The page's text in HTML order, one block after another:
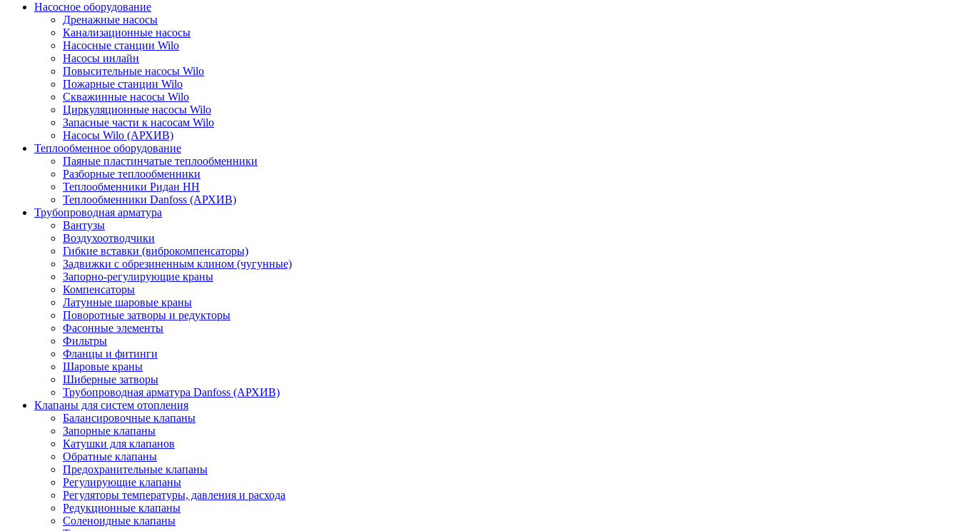
Насосное оборудование
Дренажные насосы
Канализационные насосы
Насосные станции Wilo
Насосы инлайн
Повысительные насосы Wilo
Пожарные станции Wilo
Скважинные насосы Wilo
Циркуляционные насосы Wilo
Запасные части к насосам Wilo
Насосы Wilo (АРХИВ)
Теплообменное оборудование
Паяные пластинчатые теплообменники
Разборные теплообменники
Теплообменники Ридан НН
Теплообменники Danfoss (АРХИВ)
Трубопроводная арматура
Вантузы
Воздухоотводчики
Гибкие вставки (виброкомпенсаторы)
Задвижки с обрезиненным клином (чугунные)
Запорно-регулирующие краны
Компенсаторы
Латунные шаровые краны
Поворотные затворы и редукторы
Фасонные элементы
Фильтры
Фланцы и фитинги
Шаровые краны
Шиберные затворы
Трубопроводная арматура Danfoss (АРХИВ)
Клапаны для систем отопления
Балансировочные клапаны
Запорные клапаны
Катушки для клапанов
Обратные клапаны
Предохранительные клапаны
Регулирующие клапаны
Регуляторы температуры, давления и расхода
Редукционные клапаны
Соленоидные клапаны